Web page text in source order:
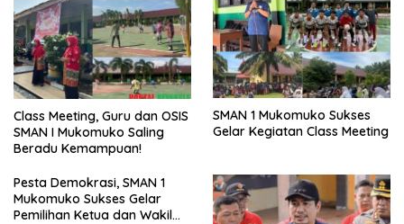
Class Meeting, Guru dan OSIS
SMAN I Mukomuko Saling
Beradu Kemampuan!
SMAN 1 Mukomuko Sukses
Gelar Kegiatan Class Meeting
Pesta Demokrasi, SMAN 1
Mukomuko Sukses Gelar
Pemilihan Ketua dan Wakil